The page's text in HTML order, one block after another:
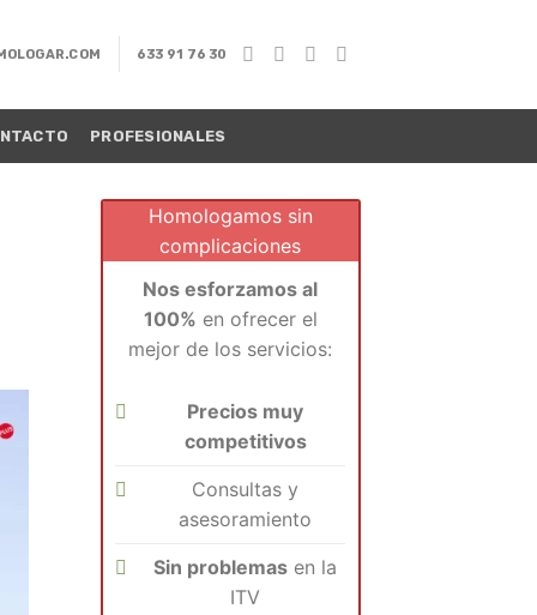
633 91 76 30
PROFESIONALES
Homologamos sin
complicaciones
Nos esforzamos al
100% en ofrecer el
mejor de los servicios:
Precios muy
competitivos
Consultas y
asesoramiento
Sin problemas en la
ITV